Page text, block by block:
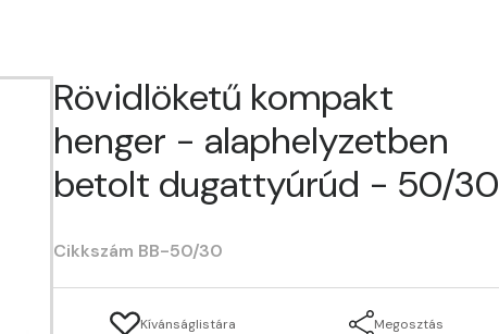
Rövidlöketű kompakt
henger - alaphelyzetben
betolt dugattyúrúd - 50/30
Cikkszám BB-50/30
Kívánságlistára Megosztás